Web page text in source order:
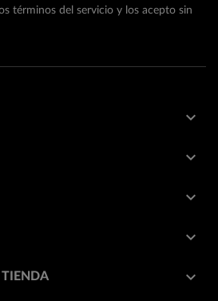
términos del servicio y los acepto sin




TIENDA keyboard_arrow_down